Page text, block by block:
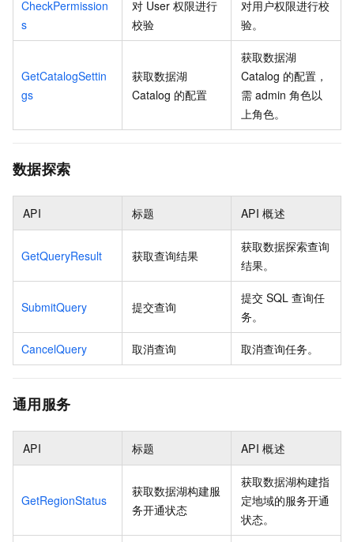
CheckPermission
s
对 User 权限进行
校验
对用户权限进行校
验。
GetCatalogSettin
gs
获取数据湖
Catalog 的配置
获取数据湖
Catalog 的配置，
需 admin 角色以
上角色。
数据探索
API 标题 API 概述
GetQueryResult 获取查询结果
获取数据探索查询
结果。
SubmitQuery 提交查询
提交 SQL 查询任
务。
CancelQuery 取消查询 取消查询任务。
通用服务
API 标题 API 概述
GetRegionStatus
获取数据湖构建服
务开通状态
获取数据湖构建指
定地域的服务开通
状态。